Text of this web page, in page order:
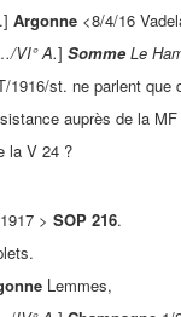
Argonne <8/4/16
VI° A.] Somme Le
1916/st. ne parlent que
auprès de la
la V 24 ?
> SOP 216.
Lemmes,